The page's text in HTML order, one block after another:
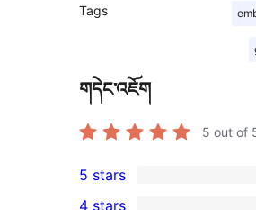
Tags
གདེང་འཇོག
5 out of
12
5 stars
4 stars